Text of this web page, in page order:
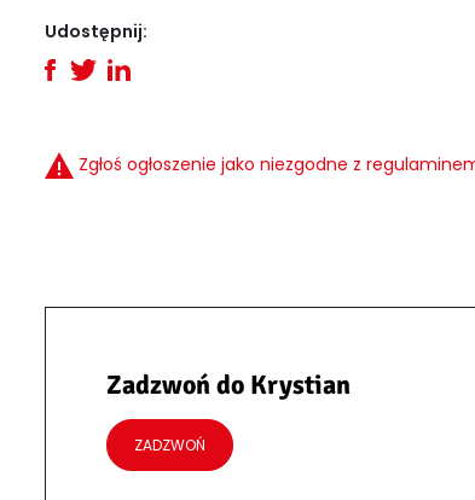
Udostępnij:
Zgłoś ogłoszenie jako niezgodne z
Zadzwoń do Krystian
ZADZWOŃ